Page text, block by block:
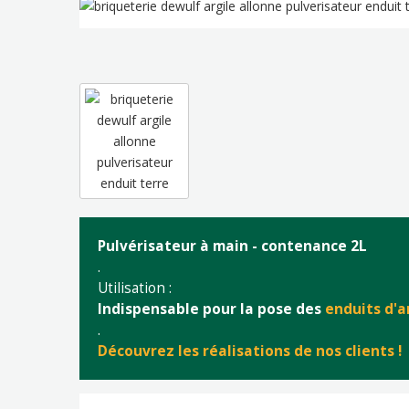
Pulvérisateur à main - contenance 2L
.
Utilisation :
Indispensable pour la pose des enduits
.
Découvrez les réalisations de nos clients !